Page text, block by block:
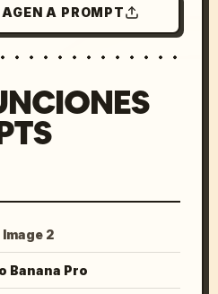
A PROMPT
2
Banana Pro